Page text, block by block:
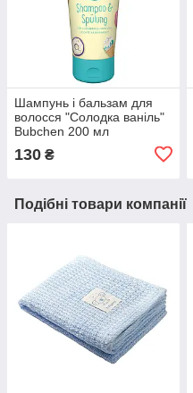
Шампунь і бальзам для
волосся "Солодка ваніль"
Bubchen 200 мл
130 ₴
Подібні товари компанії